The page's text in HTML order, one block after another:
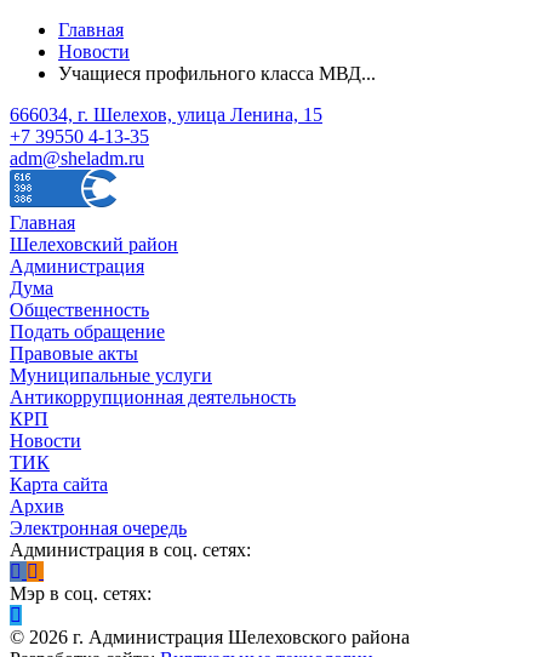
Главная
Новости
Учащиеся профильного класса МВД...
666034, г. Шелехов, улица Ленина, 15
+7 39550 4-13-35
adm@sheladm.ru
Главная
Шелеховский район
Администрация
Дума
Общественность
Подать обращение
Правовые акты
Муниципальные услуги
Антикоррупционная деятельность
КРП
Новости
ТИК
Карта сайта
Архив
Электронная очередь
Администрация в соц. сетях:
Мэр в соц. сетях:
© 2026 г. Администрация Шелеховского района